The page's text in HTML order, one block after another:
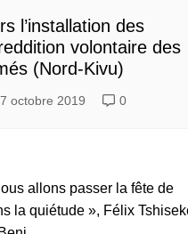
l’installation des
volontaire des
(Nord-Kivu)
octobre 2019 0